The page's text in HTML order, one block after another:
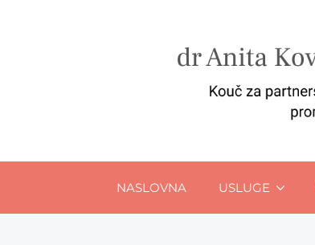
NASLOVNA USLUGE